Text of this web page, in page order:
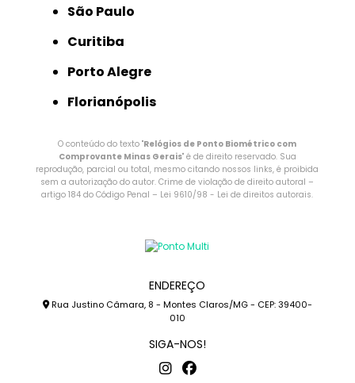
São Paulo
Curitiba
Porto Alegre
Florianópolis
O conteúdo do texto "Relógios de Ponto Biométrico com
Comprovante Minas Gerais" é de direito reservado. Sua
reprodução, parcial ou total, mesmo citando nossos links, é proibida
sem a autorização do autor. Crime de violação de direito autoral –
artigo 184 do Código Penal – Lei 9610/98 - Lei de direitos autorais.
ENDEREÇO
Rua Justino Câmara, 8 - Montes Claros/MG - CEP: 39400-
010
SIGA-NOS!